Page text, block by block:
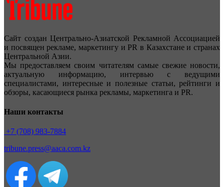
Сайт создан Центрально-Азиатской Рекламной Ассоциацией
и посвящен рекламе, маркетингу и PR в Казахстане и странах
Центральной Азии.
Мы предоставляем своим читателям самые свежие новости,
актуальную информацию, интервью с ведущими
специалистами, интересные и полезные статьи, рейтинги и
обзоры, касающиеся рынка рекламы, маркетинга и PR.
Наши контакты
+7 (708) 983-7884
tribune.press@aaca.com.kz